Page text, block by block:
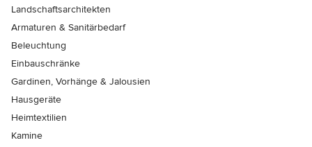
Landschaftsarchitekten
Armaturen & Sanitärbedarf
Beleuchtung
Einbauschränke
Gardinen, Vorhänge & Jalousien
Hausgeräte
Heimtextilien
Kamine